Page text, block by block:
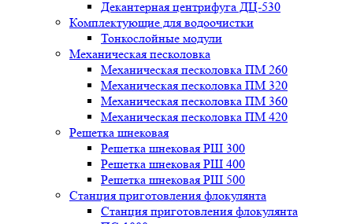
Декантерная центрифуга ДЦ-530
Комплектующие для водоочистки
Тонкослойные модули
Механическая песколовка
Механическая песколовка ПM 260
Механическая песколовка ПM 320
Механическая песколовка ПM 360
Механическая песколовка ПM 420
Решетка шнековая
Решетка шнековая РШ 300
Решетка шнековая РШ 400
Решетка шнековая РШ 500
Станция приготовления флокулянта
Станция приготовления флокулянта